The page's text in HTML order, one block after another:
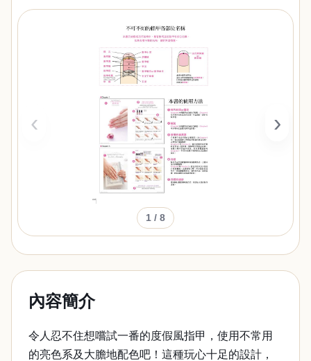
‹ ›
1 / 8
內容簡介
令人忍不住想嚐試一番的度假風指甲，使用不常用
的亮色系及大膽地配色吧！這種玩心十足的設計，